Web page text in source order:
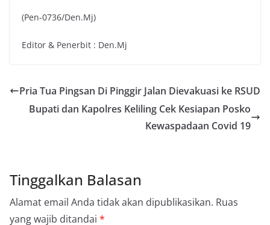
(Pen-0736/Den.Mj)
Editor & Penerbit : Den.Mj
Pria Tua Pingsan Di Pinggir Jalan Dievakuasi ke RSUD
Bupati dan Kapolres Keliling Cek Kesiapan Posko
Kewaspadaan Covid 19
Tinggalkan Balasan
Alamat email Anda tidak akan dipublikasikan. Ruas
yang wajib ditandai *